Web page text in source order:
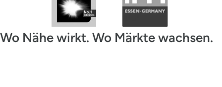
Wo Nähe wirkt. Wo Märkte wachsen.